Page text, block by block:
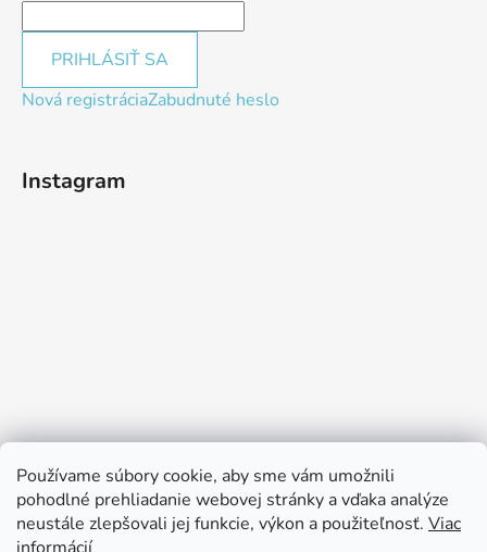
Používame súbory cookie, aby sme vám umožnili
pohodlné prehliadanie webovej stránky a vďaka analýze
neustále zlepšovali jej funkcie, výkon a použiteľnosť. Viac
PRIHLÁSIŤ SA
Nová registráciaZabudnuté heslo
Instagram